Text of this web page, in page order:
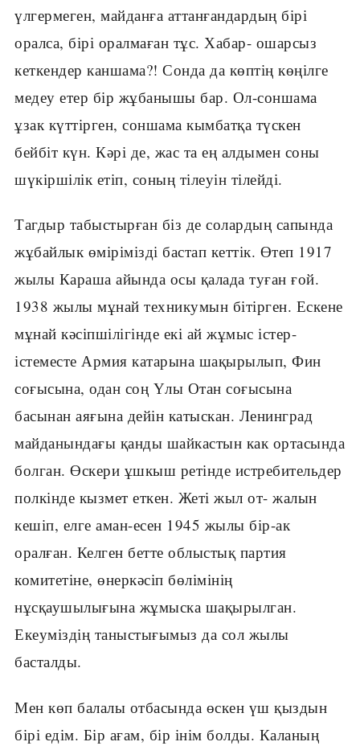
үлгермеген, майданға аттанғандардың бірі
оралса, бірі оралмаған тұс. Хабар- ошарсыз
кеткендер каншама?! Сонда да көптің көңілге
медеу етер бір жұбанышы бар. Ол-соншама
ұзак күттірген, соншама кымбатқа түскен
бейбіт күн. Кәрі де, жас та ең алдымен соны
шүкіршілік етіп, соның тілеуін тілейді.
Тагдыр табыстырған біз де солардың сапында
жұбайлык өмірімізді бастап кеттік. Өтеп 1917
жылы Караша айында осы қалада туған ғой.
1938 жылы мұнай техникумын бітірген. Ескене
мұнай кәсіпшілігінде екі ай жұмыс істер-
істеместе Армия катарына шақырылып, Фин
соғысына, одан соң Үлы Отан соғысына
басынан аяғына дейін катыскан. Ленинград
майданындағы қанды шайкастын как ортасында
болган. Өскери ұшкыш ретінде истребительдер
полкінде кызмет еткен. Жеті жыл от- жалын
кешіп, елге аман-есен 1945 жылы бір-ак
оралған. Келген бетте облыстық партия
комитетіне, өнеркәсіп бөлімінің
нұсқаушылығына жұмыска шақырылган.
Екеуміздің таныстығымыз да сол жылы
басталды.
Мен көп балалы отбасында өскен үш қыздын
бірі едім. Бір ағам, бір інім болды. Каланың